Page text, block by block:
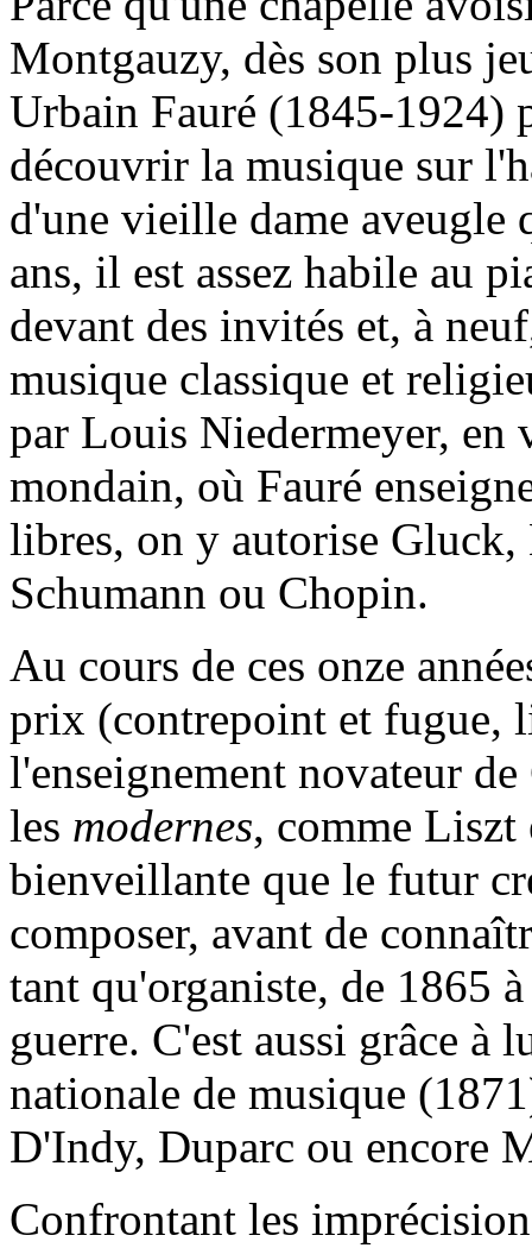
Montgauzy, dès son plus
Urbain Fauré (1845-1924)
découvrir la musique sur
d'une vieille dame
ans, il est assez habile au
devant des invités et, à
musique classique et
par Louis Niedermeyer, en
mondain, où Fauré
libres, on y autorise
Schumann ou Chopin.
Au cours de ces onze
prix (contrepoint et fugue,
l'enseignement novateur
les modernes, comme Liszt
bienveillante que le futur
composer, avant de
tant qu'organiste, de 1865
guerre. C'est aussi grâce à
nationale de musique
D'Indy, Duparc ou encore
Confrontant les